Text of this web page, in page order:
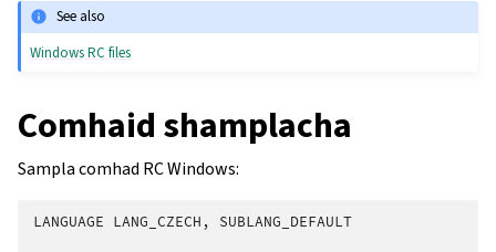
See also
Windows RC files
Comhaid shamplacha
Sampla comhad RC Windows:
LANGUAGE LANG_CZECH , SUBLANG_DEFAULT